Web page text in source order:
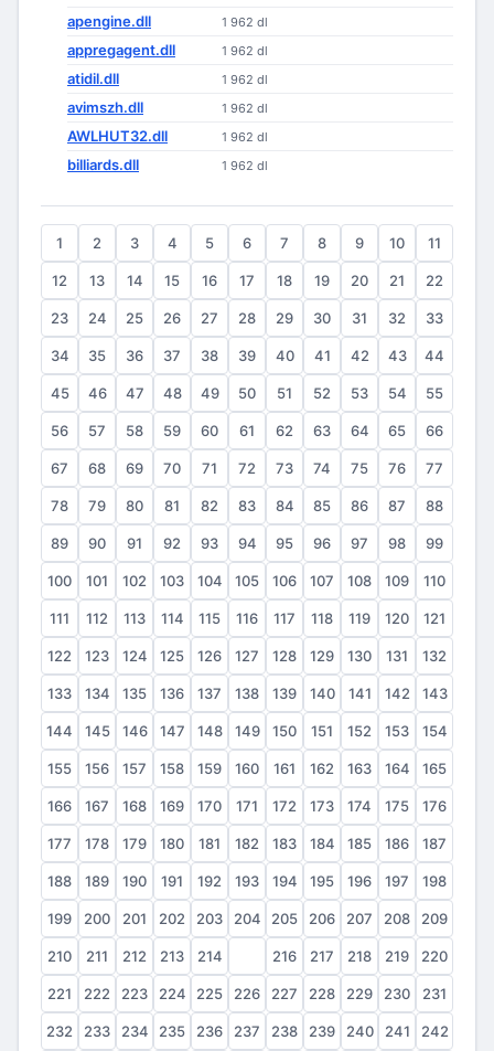
apengine.dll 1 962 dl
appregagent.dll 1 962 dl
atidil.dll 1 962 dl
avimszh.dll 1 962 dl
AWLHUT32.dll 1 962 dl
billiards.dll 1 962 dl
1 2 3 4 5 6 7 8 9 10 11
12 13 14 15 16 17 18 19 20 21 22
23 24 25 26 27 28 29 30 31 32 33
34 35 36 37 38 39 40 41 42 43 44
45 46 47 48 49 50 51 52 53 54 55
56 57 58 59 60 61 62 63 64 65 66
67 68 69 70 71 72 73 74 75 76 77
78 79 80 81 82 83 84 85 86 87 88
89 90 91 92 93 94 95 96 97 98 99
100 101 102 103 104 105 106 107 108 109 110
111 112 113 114 115 116 117 118 119 120 121
122 123 124 125 126 127 128 129 130 131 132
133 134 135 136 137 138 139 140 141 142 143
144 145 146 147 148 149 150 151 152 153 154
155 156 157 158 159 160 161 162 163 164 165
166 167 168 169 170 171 172 173 174 175 176
177 178 179 180 181 182 183 184 185 186 187
188 189 190 191 192 193 194 195 196 197 198
199 200 201 202 203 204 205 206 207 208 209
210 211 212 213 214 216 217 218 219 220
221 222 223 224 225 226 227 228 229 230 231
232 233 234 235 236 237 238 239 240 241 242